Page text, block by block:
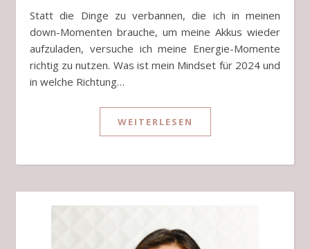
Statt die Dinge zu verbannen, die ich in meinen
down-Momenten brauche, um meine Akkus wieder
aufzuladen, versuche ich meine Energie-Momente
richtig zu nutzen. Was ist mein Mindset für 2024 und
in welche Richtung…
WEITERLESEN